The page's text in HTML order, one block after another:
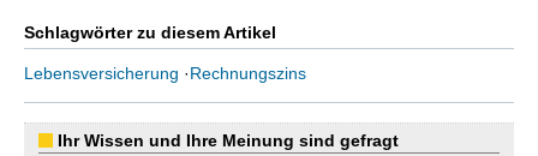
Schlagwörter zu diesem Artikel
Lebensversicherung ·Rechnungszins
Ihr Wissen und Ihre Meinung sind gefragt